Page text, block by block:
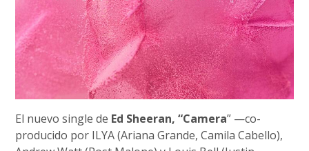
El nuevo single de Ed Sheeran, “Camera” —co-
producido por ILYA (Ariana Grande, Camila Cabello),